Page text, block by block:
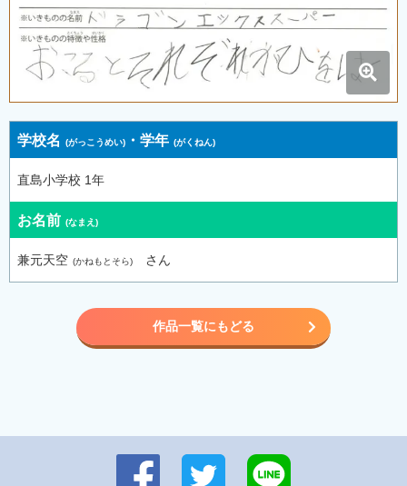
学校名 ・学年
直島小学校 1年
お名前
兼元天空 さん
作品一覧にもどる